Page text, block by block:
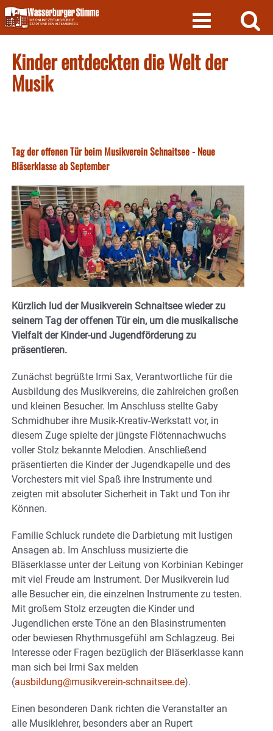
Skip
to
content
Kinder entdeckten die Welt der
Musik
Tag der offenen Tür beim Musikverein Schnaitsee - Neue
Bläserklasse ab September
Kürzlich lud der Musikverein Schnaitsee wieder zu
seinem Tag der offenen Tür ein, um die musikalische
Vielfalt der Kinder-und Jugendförderung zu
präsentieren.
Zunächst begrüßte Irmi Sax, Verantwortliche für die
Ausbildung des Musikvereins, die zahlreichen großen
und kleinen Besucher. Im Anschluss stellte Gaby
Schmidhuber ihre Musik-Kreativ-Werkstatt vor, in
diesem Zuge spielte der jüngste Flötennachwuchs
voller Stolz bekannte Melodien. Anschließend
präsentierten die Kinder der Jugendkapelle und des
Vorchesters mit viel Spaß ihre Instrumente und
zeigten mit absoluter Sicherheit in Takt und Ton ihr
Können.
Familie Schluck rundete die Darbietung mit lustigen
Ansagen ab. Im Anschluss musizierte die
Bläserklasse unter der Leitung von Korbinian Kebinger
mit viel Freude am Instrument. Der Musikverein lud
alle Besucher ein, die einzelnen Instrumente zu testen.
Mit großem Stolz erzeugten die Kinder und
Jugendlichen erste Töne an den Blasinstrumenten
oder bewiesen Rhythmusgefühl am Schlagzeug. Bei
Interesse oder Fragen bezüglich der Bläserklasse kann
man sich bei Irmi Sax melden
(ausbildung@musikverein-schnaitsee.de).
Einen besonderen Dank richten die Veranstalter an
alle Musiklehrer, besonders aber an Rupert